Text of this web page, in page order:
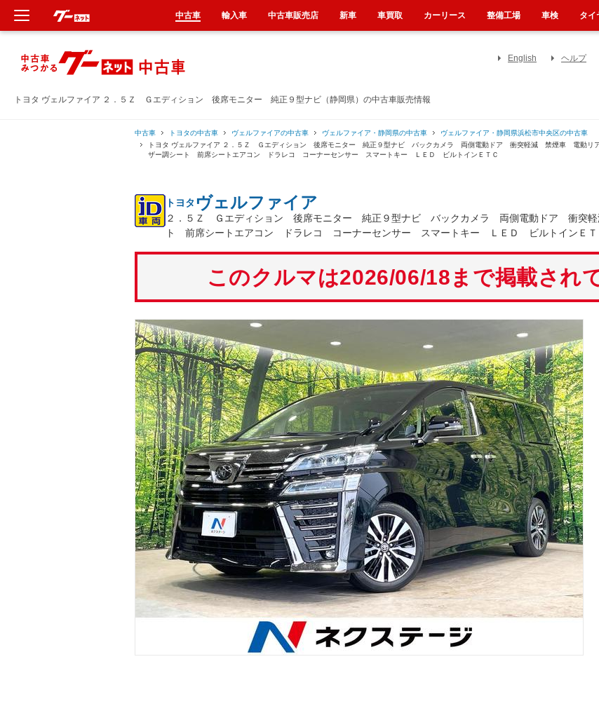
トヨタ ヴェルファイア ２．５Ｚ Ｇエディション 後席モニター 純正９型ナビ（静岡県）の中古車販売情報
English ヘルプ
中古車 トヨタの中古車 ヴェルファイアの中古車 ヴェルファイア・静岡県の中古車
ヴェルファイア・静岡県浜松市中央区の中古車
トヨタ ヴェルファイア ２．５Ｚ Ｇエディション 後席モニター 純正９型ナビ バックカメラ 両側電動ドア 衝突軽減 禁煙車 電動リ
ザー調シート 前席シートエアコン ドラレコ コーナーセンサー スマートキー ＬＥＤ ビルトインＥＴＣ
トヨタ ヴェルファイア
２．５Ｚ Ｇエディション 後席モニター 純正９型ナビ バックカメラ 両側電動ドア 衝突
ト 前席シートエアコン ドラレコ コーナーセンサー スマートキー ＬＥＤ ビルトインＥＴ
このクルマは2026/06/18まで掲載され
中古車 輸入車 中古車販売店 新車 車買取 カーリース 整備工場 車検 タイ
新車
中古車